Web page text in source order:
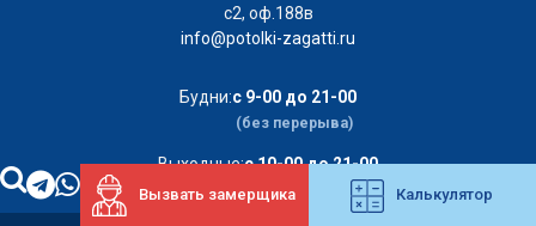
Вызвать замерщика Калькулятор
с2, оф.188в
info@potolki-zagatti.ru
Будни:с 9-00 до 21-00
(без перерыва)
Выходные:с 10-00 до 21-00